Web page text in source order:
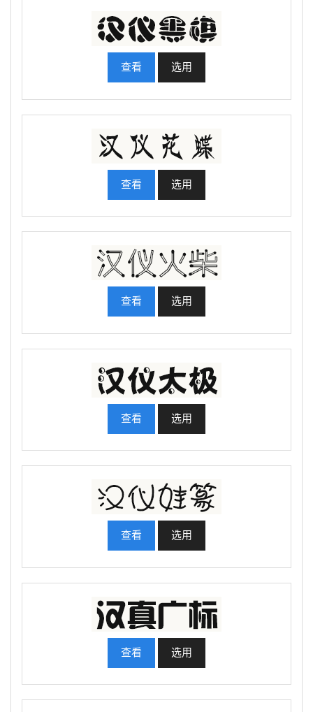
查看 选用
查看 选用
查看 选用
查看 选用
查看 选用
查看 选用